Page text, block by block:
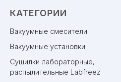
КАТЕГОРИИ
Вакуумные смесители
Вакуумные установки
Сушилки лабораторные,
распылительные Labfreez